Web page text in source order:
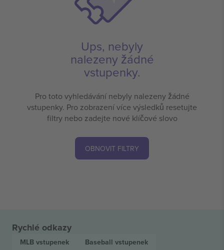
Ups, nebyly
nalezeny žádné
vstupenky.
Pro toto vyhledávání nebyly nalezeny žádné
vstupenky. Pro zobrazení více výsledků resetujte
filtry nebo zadejte nové klíčové slovo
OBNOVIT FILTRY
Rychlé odkazy
MLB vstupenek Baseball vstupenek